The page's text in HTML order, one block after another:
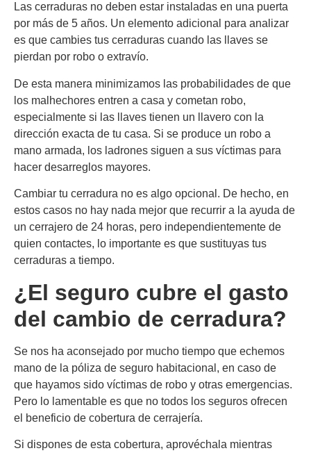
Las cerraduras no deben estar instaladas en una puerta
por más de 5 años. Un elemento adicional para analizar
es que cambies tus cerraduras cuando las llaves se
pierdan por robo o extravío.
De esta manera minimizamos las probabilidades de que
los malhechores entren a casa y cometan robo,
especialmente si las llaves tienen un llavero con la
dirección exacta de tu casa. Si se produce un robo a
mano armada, los ladrones siguen a sus víctimas para
hacer desarreglos mayores.
Cambiar tu cerradura no es algo opcional. De hecho, en
estos casos no hay nada mejor que recurrir a la ayuda de
un cerrajero de 24 horas, pero independientemente de
quien contactes, lo importante es que sustituyas tus
cerraduras a tiempo.
¿El seguro cubre el gasto
del cambio de cerradura?
Se nos ha aconsejado por mucho tiempo que echemos
mano de la póliza de seguro habitacional, en caso de
que hayamos sido víctimas de robo y otras emergencias.
Pero lo lamentable es que no todos los seguros ofrecen
el beneficio de cobertura de cerrajería.
Si dispones de esta cobertura, aprovéchala mientras